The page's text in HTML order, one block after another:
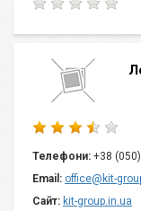
Телефони: +38
Email: office@kit-
Сайт: kit-group.in.ua